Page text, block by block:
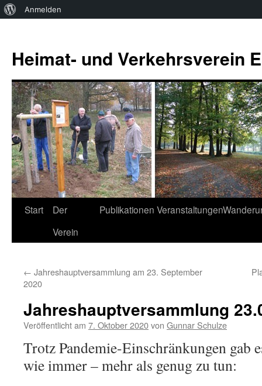
Über
Anmelden
springen
Heimat- und Verkehrsverein
Start
Der
Verein
Publikationen Veranstaltungen
← Jahreshauptversammlung am 23. September
2020
Jahreshauptversammlung
Veröffentlicht am 7. Oktober 2020von Gunnar Schulze
Trotz Pandemie-Einschränkungen gab
wie immer – mehr als genug zu tun: